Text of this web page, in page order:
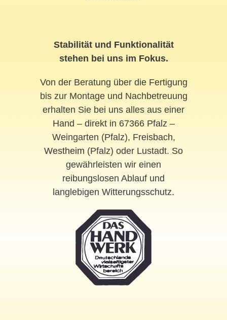
Stabilität und Funktionalität
stehen bei uns im Fokus.
Von der Beratung über die Fertigung
bis zur Montage und Nachbetreuung
erhalten Sie bei uns alles aus einer
Hand – direkt in 67366 Pfalz –
Weingarten (Pfalz), Freisbach,
Westheim (Pfalz) oder Lustadt. So
gewährleisten wir einen
reibungslosen Ablauf und
langlebigen Witterungsschutz.